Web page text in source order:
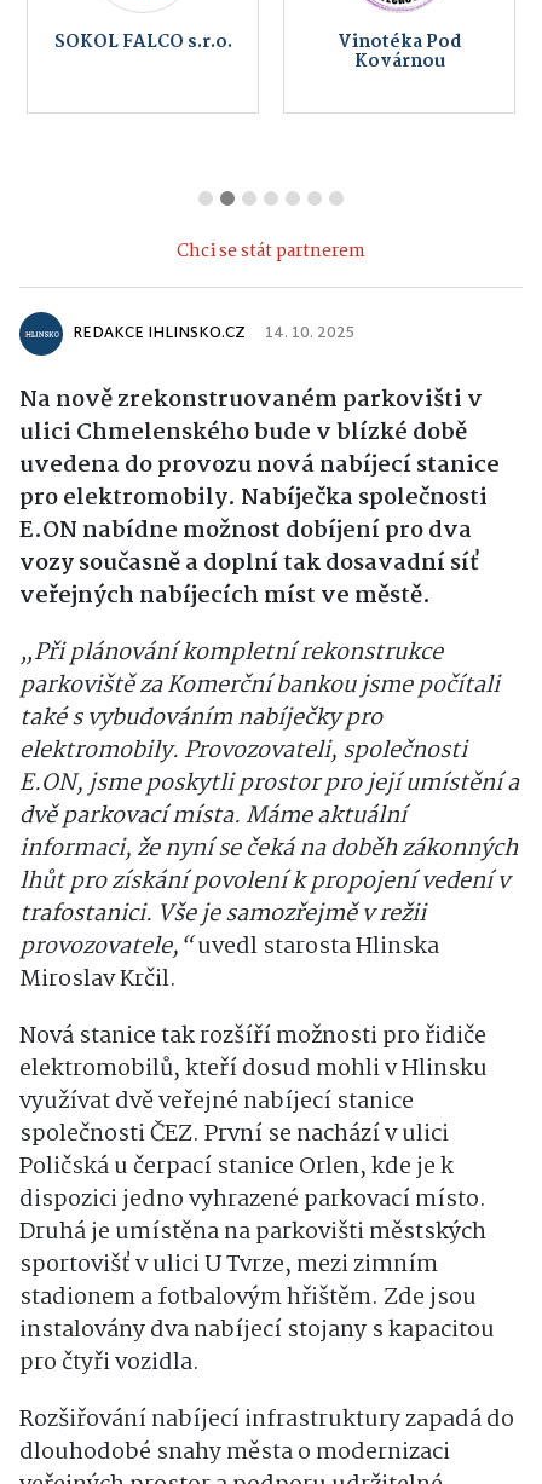
SOKOL FALCO s.r.o. Vinotéka Pod
Kovárnou
Chci se stát partnerem
REDAKCE IHLINSKO.CZ 14. 10. 2025
Na nově zrekonstruovaném parkovišti v
ulici Chmelenského bude v blízké době
uvedena do provozu nová nabíjecí stanice
pro elektromobily. Nabíječka společnosti
E.ON nabídne možnost dobíjení pro dva
vozy současně a doplní tak dosavadní síť
veřejných nabíjecích míst ve městě.
„Při plánování kompletní rekonstrukce
parkoviště za Komerční bankou jsme počítali
také s vybudováním nabíječky pro
elektromobily. Provozovateli, společnosti
E.ON, jsme poskytli prostor pro její umístění a
dvě parkovací místa. Máme aktuální
informaci, že nyní se čeká na doběh zákonných
lhůt pro získání povolení k propojení vedení v
trafostanici. Vše je samozřejmě v režii
provozovatele,“uvedl starosta Hlinska
Miroslav Krčil.
Nová stanice tak rozšíří možnosti pro řidiče
elektromobilů, kteří dosud mohli v Hlinsku
využívat dvě veřejné nabíjecí stanice
společnosti ČEZ. První se nachází v ulici
Poličská u čerpací stanice Orlen, kde je k
dispozici jedno vyhrazené parkovací místo.
Druhá je umístěna na parkovišti městských
sportovišť v ulici U Tvrze, mezi zimním
stadionem a fotbalovým hřištěm. Zde jsou
instalovány dva nabíjecí stojany s kapacitou
pro čtyři vozidla.
Rozšiřování nabíjecí infrastruktury zapadá do
dlouhodobé snahy města o modernizaci